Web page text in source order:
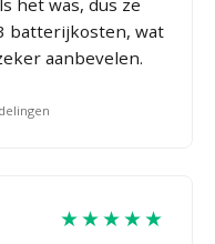
batterijkosten, wat
aanbevelen.
★★★★★